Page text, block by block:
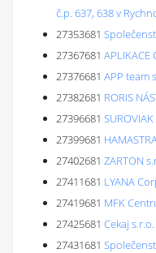
č.p. 637, 638 v
27353681
27367681 APLIKACE
27376681 APP team
27382681 RORIS
27396681
27399681
27402681 ZARTON
27411681 LYANA
27419681 MFK
27425681 Cekaj s.r.o.
27431681